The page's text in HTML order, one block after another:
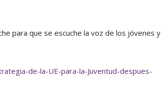
para que se escuche la voz de los jóvenes y
de-la-UE-para-la-Juventud-despues-